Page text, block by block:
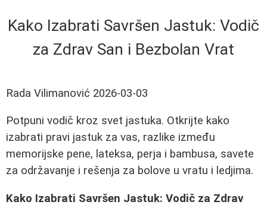
Kako Izabrati Savršen Jastuk: Vodič
za Zdrav San i Bezbolan Vrat
Rada Vilimanović 2026-03-03
Potpuni vodič kroz svet jastuka. Otkrijte kako
izabrati pravi jastuk za vas, razlike između
memorijske pene, lateksa, perja i bambusa, savete
za održavanje i rešenja za bolove u vratu i ledjima.
Kako Izabrati Savršen Jastuk: Vodič za Zdrav